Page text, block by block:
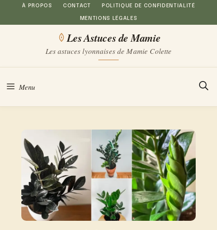
Aller
au
À PROPOS CONTACT POLITIQUE DE CONFIDENTIALITÉ
MENTIONS LÉGALES
Les Astuces de Mamie
Les astuces lyonnaises de Mamie Colette
Menu